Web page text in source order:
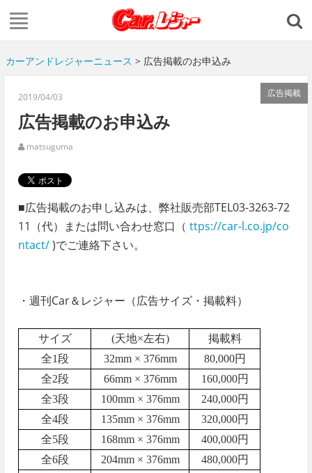
カーアンドレジャーニュース > 広告掲載のお申込み
広告掲載
2019/04/03
広告掲載のお申込み
matsuguma
■広告掲載のお申し込みは、弊社販売部TEL03-3263-72
11（代）または問い合わせ窓口（ ttps://car-l.co.jp/co
ntact/)でご連絡下さい。
・週刊Car＆レジャー（広告サイズ・掲載料）
サイズ (天地×左右)
掲載料
全1段
32mm × 376mm
80,000円
全2段
66mm × 376mm
160,000円
全3段
100mm × 376mm
240,000円
全4段
135mm × 376mm
320,000円
全5段
168mm × 376mm
400,000円
全6段
204mm × 376mm
480,000円